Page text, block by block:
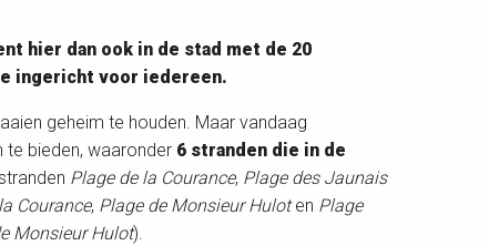
hier dan ook in de stad met de 20
ingericht voor iedereen.
geheim te houden. Maar vandaag
te bieden, waaronder 6 stranden die in de
Plage de la Courance, Plage des Jaunais
Courance, Plage de Monsieur Huloten Plage
Monsieur Hulot).